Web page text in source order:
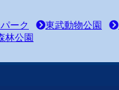
ーク 東武動物公園
林公園